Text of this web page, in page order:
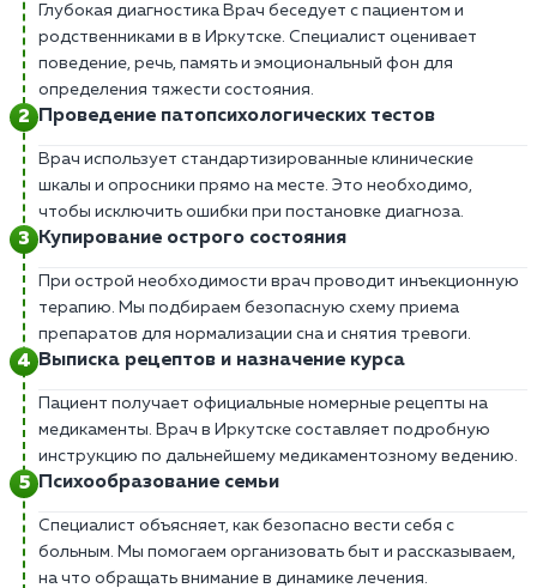
Глубокая диагностика Врач беседует с пациентом и
родственниками в в Иркутске. Специалист оценивает
поведение, речь, память и эмоциональный фон для
определения тяжести состояния.
Проведение патопсихологических тестов
Врач использует стандартизированные клинические
шкалы и опросники прямо на месте. Это необходимо,
чтобы исключить ошибки при постановке диагноза.
Купирование острого состояния
При острой необходимости врач проводит инъекционную
терапию. Мы подбираем безопасную схему приема
препаратов для нормализации сна и снятия тревоги.
Выписка рецептов и назначение курса
Пациент получает официальные номерные рецепты на
медикаменты. Врач в Иркутске составляет подробную
инструкцию по дальнейшему медикаментозному ведению.
Психообразование семьи
Специалист объясняет, как безопасно вести себя с
больным. Мы помогаем организовать быт и рассказываем,
на что обращать внимание в динамике лечения.